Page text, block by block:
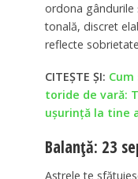
ordona gândurile
tonală, discret
reflecte
CITEȘTE ȘI:
toride de vară:
ușurință la tine
Balanță: 23
Astrele te